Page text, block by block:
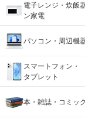
電子レンジ・炊飯
ン家電
パソコン・周辺機
スマートフォン・
タブレット
本・雑誌・コミック